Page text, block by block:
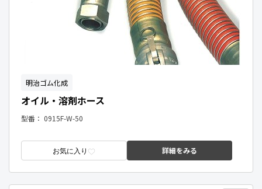
明治ゴム化成
オイル・溶剤ホース
型番： 0915F-W-50
お気に入り 詳細をみる